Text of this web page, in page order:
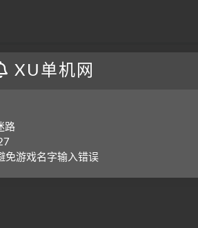
XU单机网
路
免游戏名字输入错误